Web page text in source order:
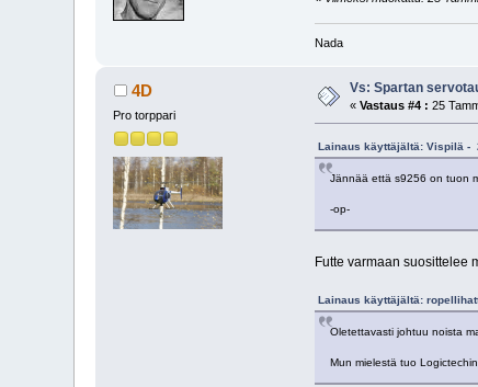
Nada
4D
Pro torppari
Vs: Spartan
«Vastaus #4 : 25
Lainaus käyttäjältä: Vispilä -
Jännää että s9256 on tuon
-op-
Futte varmaan suosittelee
Lainaus käyttäjältä:
Oletettavasti johtuu noista
Mun mielestä tuo